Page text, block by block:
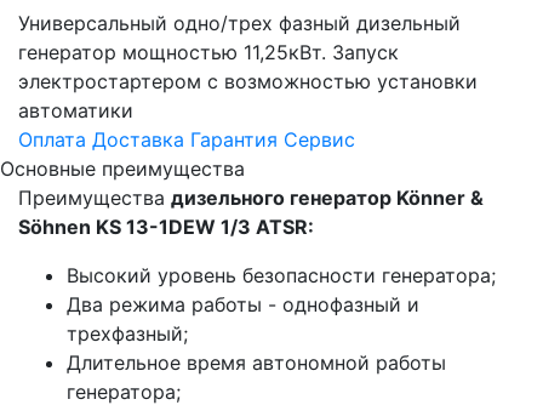
Универсальный одно/трех фазный дизельный
генератор мощностью 11,25кВт. Запуск
электростартером с возможностью установки
автоматики
Оплата Доставка Гарантия Сервис
Основные преимущества
Преимущества дизельного генератор Könner &
Söhnen KS 13-1DEW 1/3 ATSR:
Высокий уровень безопасности генератора;
Два режима работы - однофазный и
трехфазный;
Длительное время автономной работы
генератора;